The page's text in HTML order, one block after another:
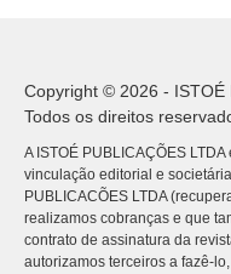
Copyright © 2026 - ISTOÉ
Todos os direitos
A ISTOÉ PUBLICAÇÕES
vinculação editorial e
PUBLICACÕES LTDA
realizamos cobranças e que
contrato de assinatura da
autorizamos terceiros a fazê-